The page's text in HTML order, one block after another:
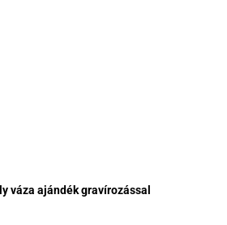
váza ajándék gravírozással